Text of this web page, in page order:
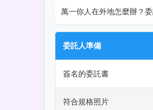
萬一你人在外地怎麼辦？
委託人準備
簽名的委託書
符合規格照片